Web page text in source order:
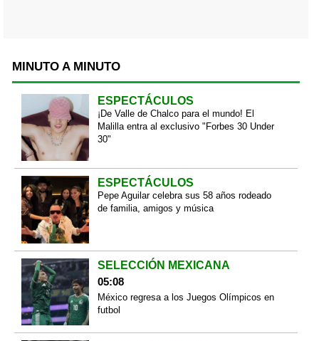
MINUTO A MINUTO
ESPECTÁCULOS
¡De Valle de Chalco para el mundo! El
Malilla entra al exclusivo "Forbes 30 Under
30"
ESPECTÁCULOS
Pepe Aguilar celebra sus 58 años rodeado
de familia, amigos y música
SELECCIÓN MEXICANA
05:08
México regresa a los Juegos Olímpicos en
futbol